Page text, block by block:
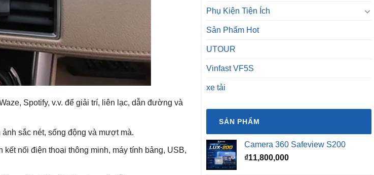
Spotify, v.v. để giải trí, liên lạc, dẫn đường và
sắc nét, sống động và mượt mà.
nối điện thoại thông minh, máy tính bảng, USB,
Phụ Kiện Tiện Ích
Sản Phẩm Hot
UTOUR
Vinfast VF5S
xe tải
SẢN PHẨM
Camera 360 Safeview S200
₫11,800,000